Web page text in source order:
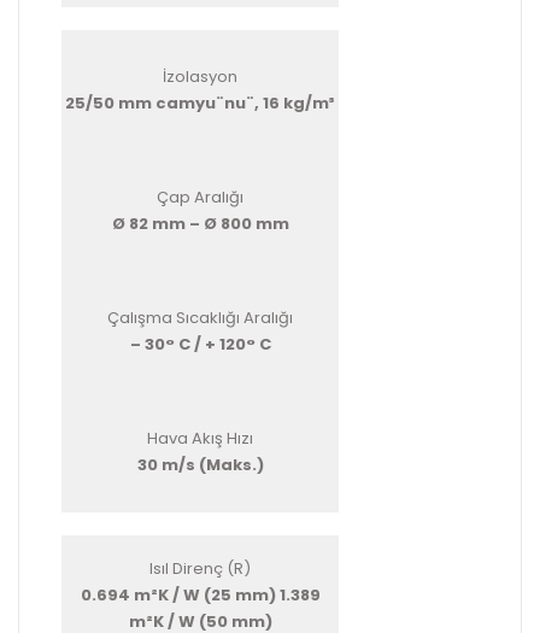
İzolasyon
25/50 mm camyu¨nu¨, 16 kg/m³
Çap Aralığı
Ø 82 mm – Ø 800 mm
Çalışma Sıcaklığı Aralığı
– 30° C / + 120° C
Hava Akış Hızı
30 m/s (Maks.)
Isıl Direnç (R)
0.694 m²K / W (25 mm) 1.389
m²K / W (50 mm)